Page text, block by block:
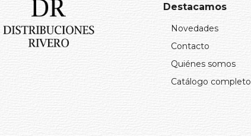
Destacamos
Novedades
Contacto
Quiénes somos
Catálogo completo